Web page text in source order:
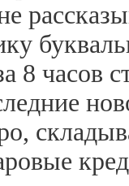
8 часов